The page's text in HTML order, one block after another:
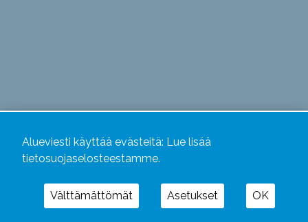
Alueviesti käyttää evästeitä: Lue lisää
tietosuojaselosteestamme.
Välttämättömät Asetukset OK